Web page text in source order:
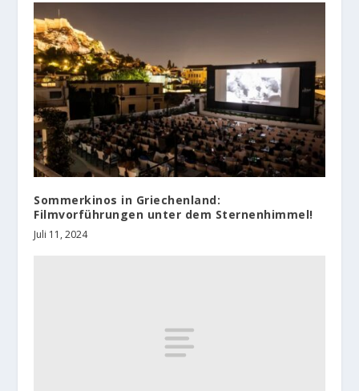
Sommerkinos in Griechenland:
Filmvorführungen unter dem Sternenhimmel!
Juli 11, 2024